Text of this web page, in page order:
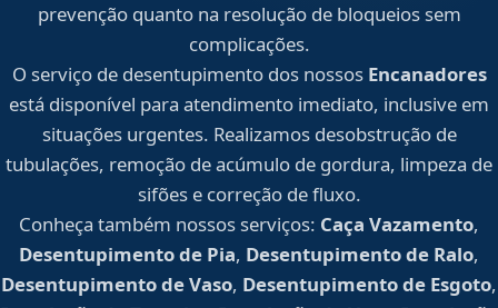
prevenção quanto na resolução de bloqueios sem
complicações.
O serviço de desentupimento dos nossos Encanadores
está disponível para atendimento imediato, inclusive em
situações urgentes. Realizamos desobstrução de
tubulações, remoção de acúmulo de gordura, limpeza de
sifões e correção de fluxo.
Conheça também nossos serviços: Caça Vazamento,
Desentupimento de Pia, Desentupimento de Ralo,
Desentupimento de Vaso, Desentupimento de Esgoto,